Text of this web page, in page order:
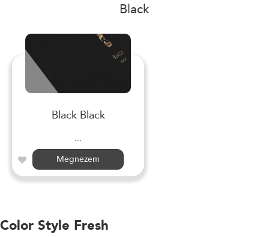
Black
Black Black
...
Megnézem
Color Style Fresh